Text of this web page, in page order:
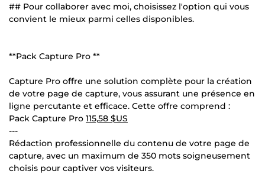
## Pour collaborer avec moi, choisissez l'option qui vous
convient le mieux parmi celles disponibles.
**Pack Capture Pro **
Capture Pro offre une solution complète pour la création
de votre page de capture, vous assurant une présence en
ligne percutante et efficace. Cette offre comprend :
Pack Capture Pro 115,58 $US
---
Rédaction professionnelle du contenu de votre page de
capture, avec un maximum de 350 mots soigneusement
choisis pour captiver vos visiteurs.